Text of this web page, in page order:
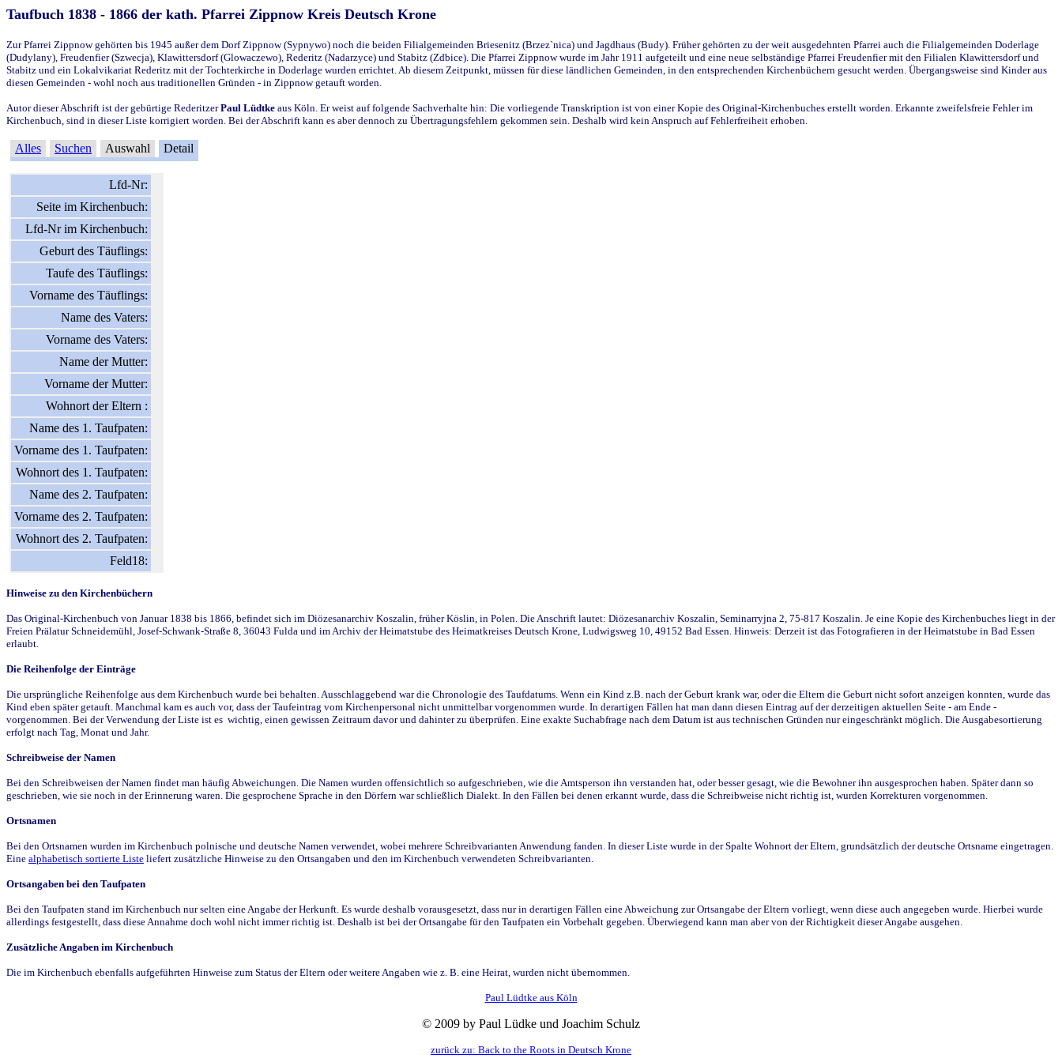
Taufbuch 1838 - 1866 der kath. Pfarrei Zippnow Kreis Deutsch Krone
Zur Pfarrei Zippnow gehörten bis 1945 außer dem Dorf Zippnow (Sypnywo) noch die beiden Filialgemeinden Briesenitz (Brzez`nica) und Jagdhaus (Budy). Früher gehörten zu der weit ausgedehnten Pfarrei auch die Filialgemeinden Doderlage
(Dudylany), Freudenfier (Szwecja), Klawittersdorf (Glowaczewo), Rederitz (Nadarzyce) und Stabitz (Zdbice). Die Pfarrei Zippnow wurde im Jahr 1911 aufgeteilt und eine neue selbständige Pfarrei Freudenfier mit den Filialen Klawittersdorf und
Stabitz und ein Lokalvikariat Rederitz mit der Tochterkirche in Doderlage wurden errichtet. Ab diesem Zeitpunkt, müssen für diese ländlichen Gemeinden, in den entsprechenden Kirchenbüchern gesucht werden. Übergangsweise sind Kinder aus
diesen Gemeinden - wohl noch aus traditionellen Gründen - in Zippnow getauft worden.
Autor dieser Abschrift ist der gebürtige RederitzerPaul Lüdtke aus Köln. Er weist auf folgende Sachverhalte hin: Die vorliegende Transkription ist von einer Kopie des Original-Kirchenbuches erstellt worden. Erkannte zweifelsfreie Fehler im
Kirchenbuch, sind in dieser Liste korrigiert worden. Bei der Abschrift kann es aber dennoch zu Übertragungsfehlern gekommen sein. Deshalb wird kein Anspruch auf Fehlerfreiheit erhoben.
Alles Suchen Auswahl Detail
Lfd-Nr:
Seite im Kirchenbuch:
Lfd-Nr im Kirchenbuch:
Geburt des Täuflings:
Taufe des Täuflings:
Vorname des Täuflings:
Name des Vaters:
Vorname des Vaters:
Name der Mutter:
Vorname der Mutter:
Wohnort der Eltern :
Name des 1. Taufpaten:
Vorname des 1. Taufpaten:
Wohnort des 1. Taufpaten:
Name des 2. Taufpaten:
Vorname des 2. Taufpaten:
Wohnort des 2. Taufpaten:
Feld18:
Hinweise zu den Kirchenbüchern
Das Original-Kirchenbuch von Januar 1838 bis 1866, befindet sich im Diözesanarchiv Koszalin, früher Köslin, in Polen. Die Anschrift lautet: Diözesanarchiv Koszalin, Seminarryjna 2, 75-817 Koszalin. Je eine Kopie des Kirchenbuches liegt in der
Freien Prälatur Schneidemühl, Josef-Schwank-Straße 8, 36043 Fulda und im Archiv der Heimatstube des Heimatkreises Deutsch Krone, Ludwigsweg 10, 49152 Bad Essen. Hinweis: Derzeit ist das Fotografieren in der Heimatstube in Bad Essen
erlaubt.
Die Reihenfolge der Einträge
Die ursprüngliche Reihenfolge aus dem Kirchenbuch wurde bei behalten. Ausschlaggebend war die Chronologie des Taufdatums. Wenn ein Kind z.B. nach der Geburt krank war, oder die Eltern die Geburt nicht sofort anzeigen konnten, wurde das
Kind eben später getauft. Manchmal kam es auch vor, dass der Taufeintrag vom Kirchenpersonal nicht unmittelbar vorgenommen wurde. In derartigen Fällen hat man dann diesen Eintrag auf der derzeitigen aktuellen Seite - am Ende -
vorgenommen. Bei der Verwendung der Liste ist es wichtig, einen gewissen Zeitraum davor und dahinter zu überprüfen. Eine exakte Suchabfrage nach dem Datum ist aus technischen Gründen nur eingeschränkt möglich. Die Ausgabesortierung
erfolgt nach Tag, Monat und Jahr.
Schreibweise der Namen
Bei den Schreibweisen der Namen findet man häufig Abweichungen. Die Namen wurden offensichtlich so aufgeschrieben, wie die Amtsperson ihn verstanden hat, oder besser gesagt, wie die Bewohner ihn ausgesprochen haben. Später dann so
geschrieben, wie sie noch in der Erinnerung waren. Die gesprochene Sprache in den Dörfern war schließlich Dialekt. In den Fällen bei denen erkannt wurde, dass die Schreibweise nicht richtig ist, wurden Korrekturen vorgenommen.
Ortsnamen
Bei den Ortsnamen wurden im Kirchenbuch polnische und deutsche Namen verwendet, wobei mehrere Schreibvarianten Anwendung fanden. In dieser Liste wurde in der Spalte Wohnort der Eltern, grundsätzlich der deutsche Ortsname eingetragen.
Eine alphabetisch sortierte Liste liefert zusätzliche Hinweise zu den Ortsangaben und den im Kirchenbuch verwendeten Schreibvarianten.
Ortsangaben bei den Taufpaten
Bei den Taufpaten stand im Kirchenbuch nur selten eine Angabe der Herkunft. Es wurde deshalb vorausgesetzt, dass nur in derartigen Fällen eine Abweichung zur Ortsangabe der Eltern vorliegt, wenn diese auch angegeben wurde. Hierbei wurde
allerdings festgestellt, dass diese Annahme doch wohl nicht immer richtig ist. Deshalb ist bei der Ortsangabe für den Taufpaten ein Vorbehalt gegeben. Überwiegend kann man aber von der Richtigkeit dieser Angabe ausgehen.
Zusätzliche Angaben im Kirchenbuch
Die im Kirchenbuch ebenfalls aufgeführten Hinweise zum Status der Eltern oder weitere Angaben wie z. B. eine Heirat, wurden nicht übernommen.
Paul Lüdtke aus Köln
© 2009 by Paul Lüdke und Joachim Schulz
zurück zu: Back to the Roots in Deutsch Krone